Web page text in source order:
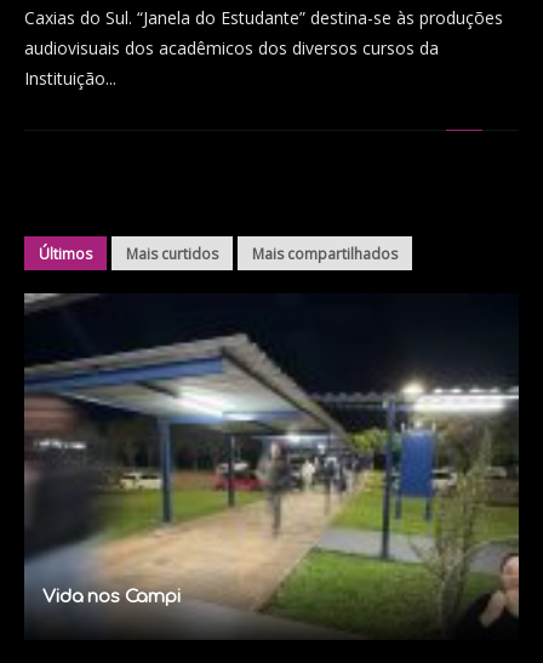
Caxias do Sul. “Janela do Estudante” destina-se às produções
audiovisuais dos acadêmicos dos diversos cursos da
Instituição...
Últimos Mais curtidos Mais compartilhados
Vida nos Campi